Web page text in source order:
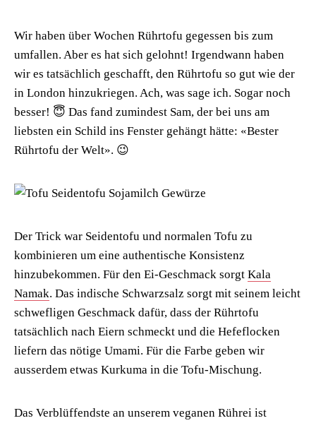
Wir haben über Wochen Rührtofu gegessen bis zum
umfallen. Aber es hat sich gelohnt! Irgendwann haben
wir es tatsächlich geschafft, den Rührtofu so gut wie der
in London hinzukriegen. Ach, was sage ich. Sogar noch
besser! 😇 Das fand zumindest Sam, der bei uns am
liebsten ein Schild ins Fenster gehängt hätte: «Bester
Rührtofu der Welt». 😉
Der Trick war Seidentofu und normalen Tofu zu
kombinieren um eine authentische Konsistenz
hinzubekommen. Für den Ei-Geschmack sorgt Kala
Namak. Das indische Schwarzsalz sorgt mit seinem leicht
schwefligen Geschmack dafür, dass der Rührtofu
tatsächlich nach Eiern schmeckt und die Hefeflocken
liefern das nötige Umami. Für die Farbe geben wir
ausserdem etwas Kurkuma in die Tofu-Mischung.
Das Verblüffendste an unserem veganen Rührei ist